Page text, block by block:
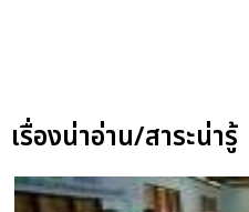
เรื่องน่าอ่าน/สาระน่ารู้